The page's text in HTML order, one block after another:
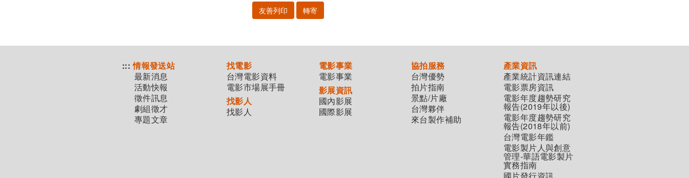
友善列印 轉寄
::: 情報發送站
最新消息
活動快報
徵件訊息
劇組徵才
專題文章
找電影
台灣電影資料
電影市場展手冊
找影人
找影人
電影事業
電影事業
影展資訊
國內影展
國際影展
協拍服務
台灣優勢
拍片指南
景點/片廠
台灣夥伴
來台製作補助
產業資訊
產業統計資訊連結
電影票房資訊
電影年度趨勢研究
報告(2019年以後)
電影年度趨勢研究
報告(2018年以前)
台灣電影年鑑
電影製片人與創意
管理-華語電影製片
實務指南